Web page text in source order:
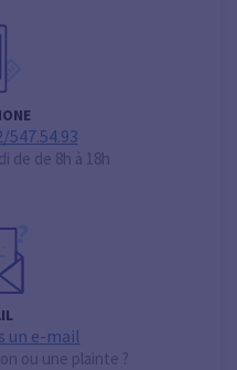
547.54.93
de de 8h à 18h
un e-mail
ou une plainte ?